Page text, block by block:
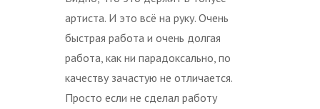
артиста. И это всё на руку. Очень
быстрая работа и очень долгая
работа, как ни парадоксально, по
качеству зачастую не отличается.
Просто если не сделал работу